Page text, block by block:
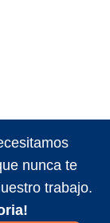
nunca te
trabajo.